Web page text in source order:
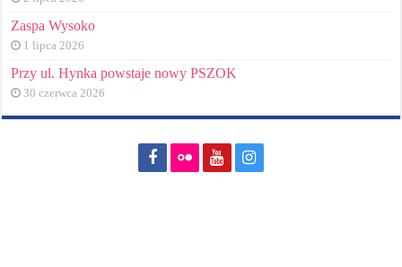
Zaspa Wysoko
1 lipca 2026
Przy ul. Hynka powstaje nowy PSZOK
30 czerwca 2026